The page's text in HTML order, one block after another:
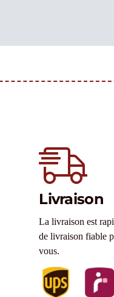
Livraison
La livraison est
de livraison fiable
vous.